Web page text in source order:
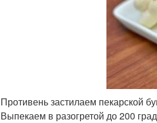
Противень застилаем пекарской
Выпекаем в разогретой до 200